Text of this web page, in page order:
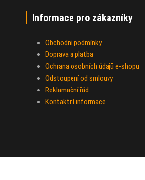
Informace pro zákazníky
Obchodní podmínky
Doprava a platba
Ochrana osobních údajů e-shopu
Odstoupení od smlouvy
Reklamační řád
Kontaktní informace